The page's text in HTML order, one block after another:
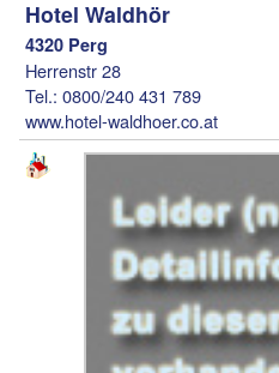
Hotel Waldhör
4320 Perg
Herrenstr 28
Tel.: 0800/240 431 789
www.hotel-waldhoer.co.at